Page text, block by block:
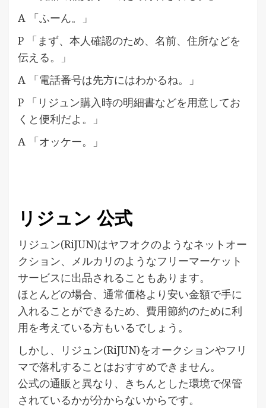
A 「ふーん。」
P 「まず、本人確認のため、名前、住所などを
伝える。」
A 「電話番号は先方にはわかるね。」
P 「リジュン購入時の明細書などを用意してお
くと便利だよ。」
A 「オッケー。」
リジュン 公式
リジュン(RiJUN)はヤフオクのようなネットオー
クション、メルカリのようなフリーマーケット
サービスに出品されることもあります。
ほとんどの場合、通常価格より安い金額で手に
入れることができるため、費用節約のために利
用を考えている方もいるでしょう。
しかし、リジュン(RiJUN)をオークションやフリ
マで落札することはおすすめできません。
公式の通販と異なり、きちんとした環境で保管
されているかが分からないからです。